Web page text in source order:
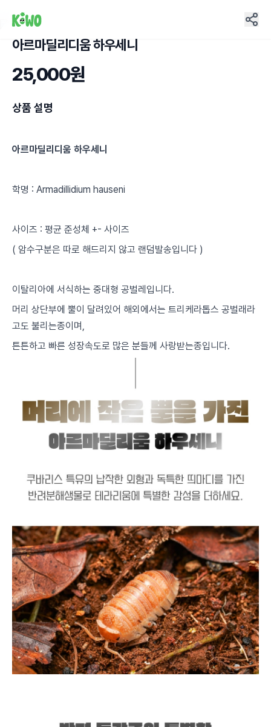
아르마딜리디움 하우세니
25,000원
상품 설명
아르마딜리디움 하우세니
학명 : Armadillidium hauseni
사이즈 : 평균 준성체 +- 사이즈
( 암수구분은 따로 해드리지 않고 랜덤발송입니다 )
이탈리아에 서식하는 중대형 공벌레입니다.
머리 상단부에 뿔이 달려있어 해외에서는 트리케라톱스 공벌래라
고도 불리는종이며,
튼튼하고 빠른 성장속도로 많은 분들께 사랑받는종입니다.